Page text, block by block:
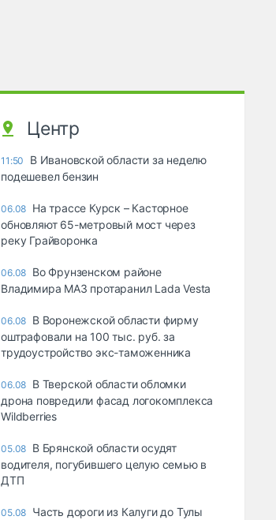
Центр
11:50
В Ивановской области за неделю
подешевел бензин
06.08 На трассе Курск – Касторное
обновляют 65-метровый мост через
реку Грайворонка
06.08 Во Фрунзенском районе
Владимира МАЗ протаранил Lada Vesta
06.08 В Воронежской области фирму
оштрафовали на 100 тыс. руб. за
трудоустройство экс-таможенника
06.08 В Тверской области обломки
дрона повредили фасад логокомплекса
Wildberries
05.08 В Брянской области осудят
водителя, погубившего целую семью в
ДТП
05.08 Часть дороги из Калуги до Тулы